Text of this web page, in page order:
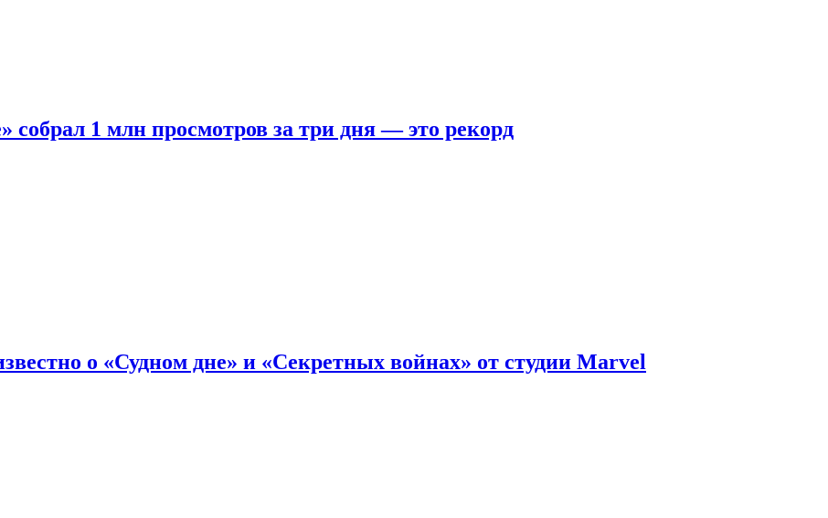
собрал 1 млн просмотров за три дня — это рекорд
о «Судном дне» и «Секретных войнах» от студии Marvel